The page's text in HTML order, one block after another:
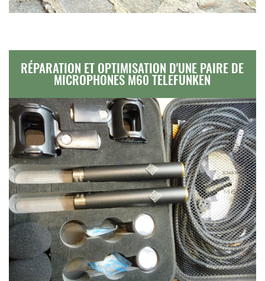
RÉPARATION ET OPTIMISATION D'UNE PAIRE DE
MICROPHONES M60 TELEFUNKEN